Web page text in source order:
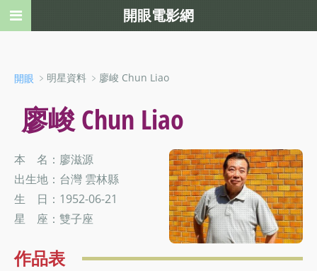
開眼 ﹥明星資料 ﹥廖峻 Chun Liao
廖峻 Chun Liao
本 名：廖滋源
出生地：台灣 雲林縣
生 日：1952-06-21
星 座：雙子座
作品表
開眼電影網